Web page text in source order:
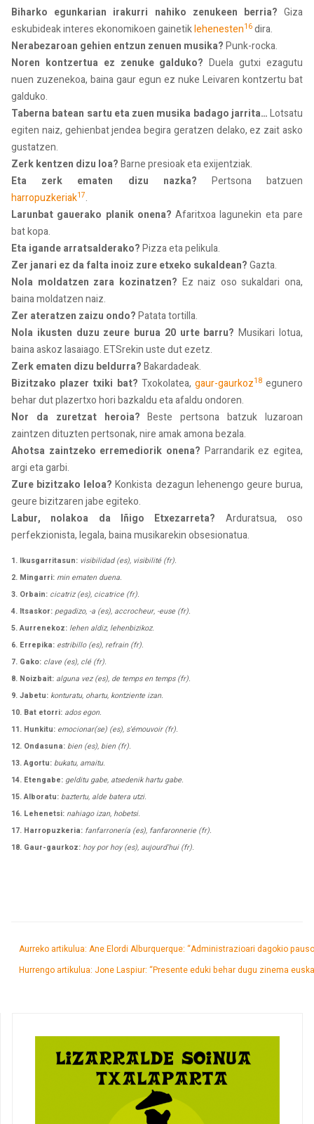
Biharko egunkarian irakurri nahiko zenukeen berria? Giza
eskubideak interes ekonomikoen gainetiklehenesten16 dira.
Nerabezaroan gehien entzun zenuen musika?Punk-rocka.
Noren kontzertua ez zenuke galduko? Duela gutxi ezagutu
nuen zuzenekoa, baina gaur egun ez nuke Leivaren kontzertu bat
galduko.
Taberna batean sartu eta zuen musika badago jarrita…Lotsatu
egiten naiz, gehienbat jendea begira geratzen delako, ez zait asko
gustatzen.
Zerk kentzen dizu loa?Barne presioak eta exijentziak.
Eta zerk ematen dizu nazka? Pertsona batzuen
harropuzkeriak17.
Larunbat gauerako planik onena? Afaritxoa lagunekin eta pare
bat kopa.
Eta igande arratsalderako?Pizza eta pelikula.
Zer janari ez da falta inoiz zure etxeko sukaldean?Gazta.
Nola moldatzen zara kozinatzen? Ez naiz oso sukaldari ona,
baina moldatzen naiz.
Zer ateratzen zaizu ondo?Patata tortilla.
Nola ikusten duzu zeure burua 20 urte barru? Musikari lotua,
baina askoz lasaiago. ETSrekin uste dut ezetz.
Zerk ematen dizu beldurra?Bakardadeak.
Bizitzako plazer txiki bat? Txokolatea, gaur-gaurkoz18egunero
behar dut plazertxo hori bazkaldu eta afaldu ondoren.
Nor da zuretzat heroia? Beste pertsona batzuk luzaroan
zaintzen dituzten pertsonak, nire amak amona bezala.
Ahotsa zaintzeko erremediorik onena? Parrandarik ez egitea,
argi eta garbi.
Zure bizitzako leloa? Konkista dezagun lehenengo geure burua,
geure bizitzaren jabe egiteko.
Labur, nolakoa da Iñigo Etxezarreta? Arduratsua, oso
perfekzionista, legala, baina musikarekin obsesionatua.
1. Ikusgarritasun: visibilidad (es), visibilité (fr).
2. Mingarri: min ematen duena.
3. Orbain: cicatriz (es), cicatrice (fr).
4. Itsaskor: pegadizo, -a (es), accrocheur, -euse (fr).
5. Aurrenekoz: lehen aldiz, lehenbizikoz.
6. Errepika: estribillo (es), refrain (fr).
7. Gako: clave (es), clé (fr).
8. Noizbait: alguna vez (es), de temps en temps (fr).
9. Jabetu: konturatu, ohartu, kontziente izan.
10. Bat etorri: ados egon.
11. Hunkitu: emocionar(se) (es), s'émouvoir (fr).
12. Ondasuna: bien (es), bien (fr).
13. Agortu: bukatu, amaitu.
14. Etengabe: gelditu gabe, atsedenik hartu gabe.
15. Alboratu: baztertu, alde batera utzi.
16. Lehenetsi: nahiago izan, hobetsi.
17. Harropuzkeria: fanfarronería (es), fanfaronnerie (fr).
18. Gaur-gaurkoz: hoy por hoy (es), aujourd'hui (fr).
Aurreko artikulua: Ane Elordi Alburquerque: “Administrazioari dagokio
Hurrengo artikulua: Jone Laspiur: “Presente eduki behar dugu zinema